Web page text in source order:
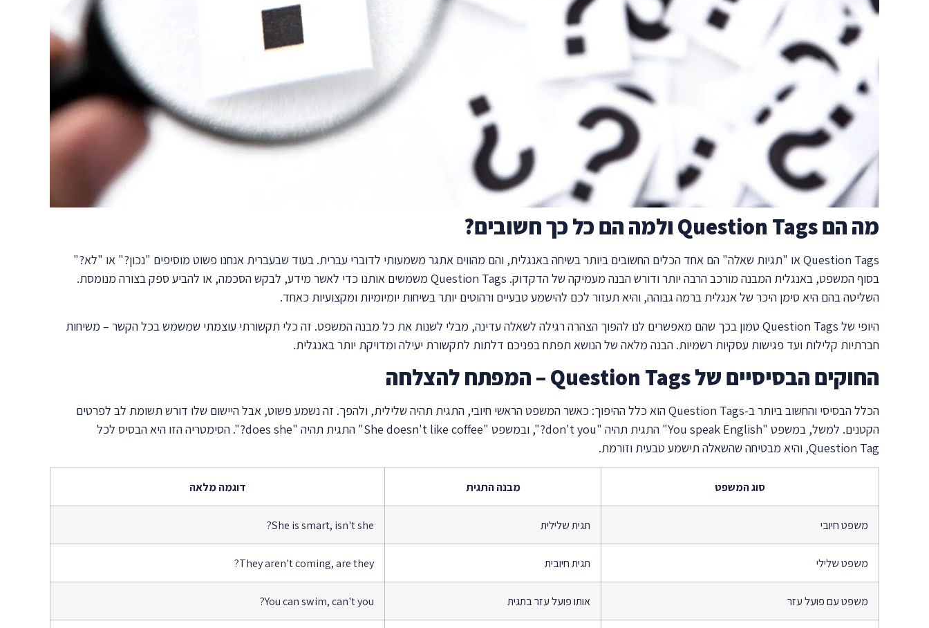
מה הם Question Tags ולמה הם כל כך חשובים?
Question Tags או "תגיות שאלה" הם אחד הכלים החשובים ביותר בשיחה באנגלית, והם מהווים אתגר משמעותי לדוברי עברית. בעוד שבעברית אנחנו פשוט מוסיפים "נכון?" או "לא?"
בסוף המשפט, באנגלית המבנה מורכב הרבה יותר ודורש הבנה מעמיקה של הדקדוק. Question Tags משמשים אותנו כדי לאשר מידע, לבקש הסכמה, או להביע ספק בצורה מנומסת.
השליטה בהם היא סימן היכר של אנגלית ברמה גבוהה, והיא תעזור לכם להישמע טבעיים ורהוטים יותר בשיחות יומיומיות ומקצועיות כאחד.
היופי של Question Tags טמון בכך שהם מאפשרים לנו להפוך הצהרה רגילה לשאלה עדינה, מבלי לשנות את כל מבנה המשפט. זה כלי תקשורתי עוצמתי שמשמש בכל הקשר – משיחות
חברתיות קלילות ועד פגישות עסקיות רשמיות. הבנה מלאה של הנושא תפתח בפניכם דלתות לתקשורת יעילה ומדויקת יותר באנגלית.
החוקים הבסיסיים של Question Tags – המפתח להצלחה
הכלל הבסיסי והחשוב ביותר ב-Question Tags הוא כלל ההיפוך: כאשר המשפט הראשי חיובי, התגית תהיה שלילית, ולהפך. זה נשמע פשוט, אבל היישום שלו דורש תשומת לב לפרטים
הקטנים. למשל, במשפט "You speak English" התגית תהיה "don't you?", ובמשפט "She doesn't like coffee" התגית תהיה "does she?". הסימטריה הזו היא הבסיס לכל
Question Tag, והיא מבטיחה שהשאלה תישמע טבעית וזורמת.
סוג המשפט מבנה התגית דוגמה מלאה
משפט חיובי תגית שלילית She is smart, isn't she?
משפט שלילי תגית חיובית They aren't coming, are they?
משפט עם פועל עזר אותו פועל עזר בתגית You can swim, can't you?